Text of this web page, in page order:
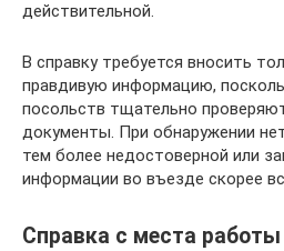
действительной.
В справку требуется вносить
правдивую информацию,
посольств тщательно
документы. При обнаружении
тем более недостоверной или
информации во въезде скорее
Справка с места